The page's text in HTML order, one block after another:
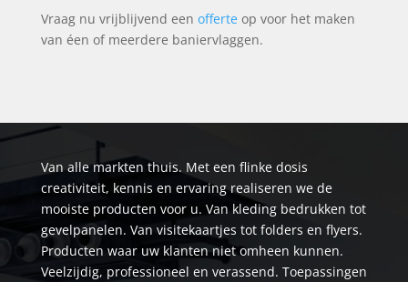
Vraag nu vrijblijvend een offerteop voor het maken
van éen of meerdere baniervlaggen.
Van alle markten thuis. Met een flinke dosis
creativiteit, kennis en ervaring realiseren we de
mooiste producten voor u. Van kleding bedrukken tot
gevelpanelen. Van visitekaartjes tot folders en flyers.
Producten waar uw klanten niet omheen kunnen.
Veelzijdig, professioneel en verassend. Toepassingen